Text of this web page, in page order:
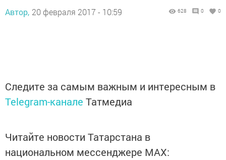
Автор, 20 февраля 2017 - 10:59 628 0 0
Следите за самым важным и интересным в
Telegram-канале Татмедиа
Читайте новости Татарстана в
национальном мессенджере MАХ: